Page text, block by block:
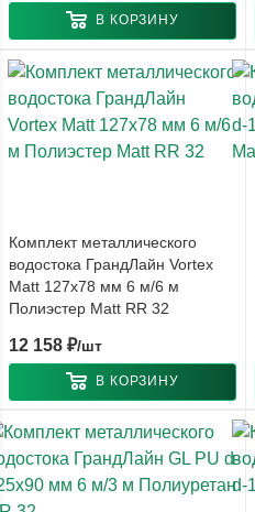
В КОРЗИНУ
Комплект металлического
водостока ГрандЛайн Vortex
Matt 127x78 мм 6 м/6 м
Полиэстер Matt RR 32
12 158 ₽/шт
В КОРЗИНУ